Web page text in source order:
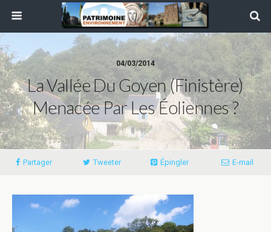
04/03/2014
La Vallée Du Goyen (Finistère)
Menacée Par Les Éoliennes ?
Partager Tweeter Épingler E-mail